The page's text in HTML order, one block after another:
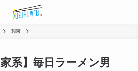
関東
家系】毎日ラーメン男